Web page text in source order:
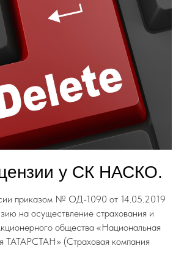
у СК НАСКО.
приказом № ОД-1090 от 14.05.2019
на осуществление страхования и
общества «Национальная
ТАТАРСТАН» (Страховая компания